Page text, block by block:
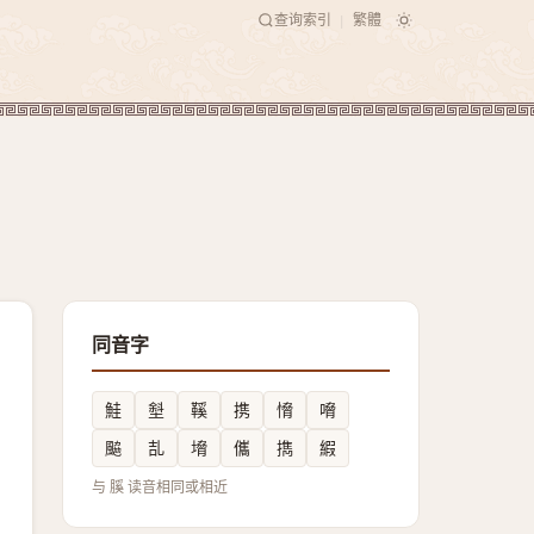
查询索引 繁體
同音字
鮭 㙦 鞵 携 愶
嗋
䬅
㐖 㙝 儶 擕 縀
与 膎 读音相同或相近